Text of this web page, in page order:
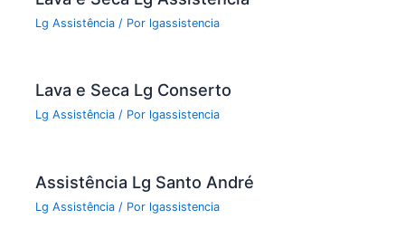
Lg Assistência / Por lgassistencia
Lava e Seca Lg Conserto
Lg Assistência / Por lgassistencia
Assistência Lg Santo André
Lg Assistência / Por lgassistencia